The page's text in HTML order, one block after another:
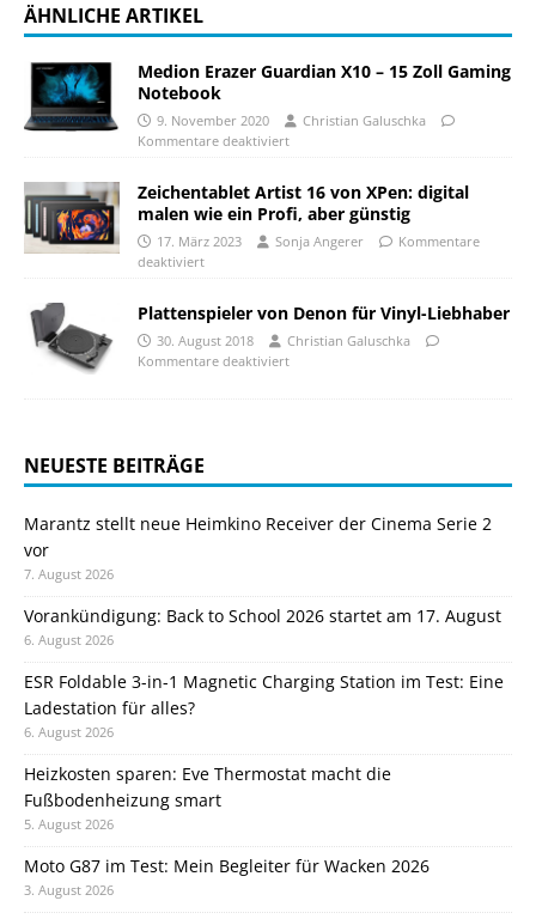
ÄHNLICHE ARTIKEL
Medion Erazer Guardian X10 – 15 Zoll Gaming
Notebook
9. November 2020
Christian Galuschka
Kommentare deaktiviert
Zeichentablet Artist 16 von XPen: digital
malen wie ein Profi, aber günstig
17. März 2023 Sonja Angerer
Kommentare
deaktiviert
Plattenspieler von Denon für Vinyl-Liebhaber
30. August 2018
Christian Galuschka
Kommentare deaktiviert
NEUESTE BEITRÄGE
Marantz stellt neue Heimkino Receiver der Cinema Serie 2
vor
7. August 2026
Vorankündigung: Back to School 2026 startet am 17. August
6. August 2026
ESR Foldable 3-in-1 Magnetic Charging Station im Test: Eine
Ladestation für alles?
6. August 2026
Heizkosten sparen: Eve Thermostat macht die
Fußbodenheizung smart
5. August 2026
Moto G87 im Test: Mein Begleiter für Wacken 2026
3. August 2026